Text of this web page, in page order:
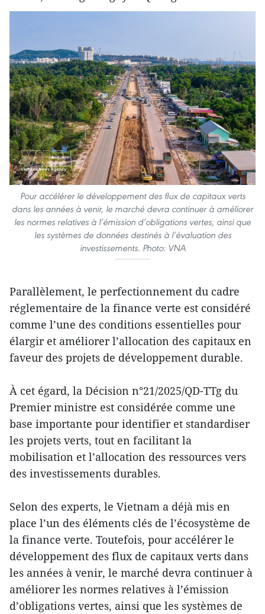
Pour accélérer le développement des flux de capitaux verts
dans les années à venir, le marché devra continuer à améliorer
les normes relatives à l’émission d’obligations vertes, ainsi que
les systèmes de données destinés à l’évaluation des
investissements. Photo: VNA
Parallèlement, le perfectionnement du cadre
réglementaire de la finance verte est considéré
comme l’une des conditions essentielles pour
élargir et améliorer l’allocation des capitaux en
faveur des projets de développement durable.
À cet égard, la Décision n°21/2025/QD-TTg du
Premier ministre est considérée comme une
base importante pour identifier et standardiser
les projets verts, tout en facilitant la
mobilisation et l’allocation des ressources vers
des investissements durables.
Selon des experts, le Vietnam a déjà mis en
place l’un des éléments clés de l’écosystème de
la finance verte. Toutefois, pour accélérer le
développement des flux de capitaux verts dans
les années à venir, le marché devra continuer à
améliorer les normes relatives à l’émission
d’obligations vertes, ainsi que les systèmes de